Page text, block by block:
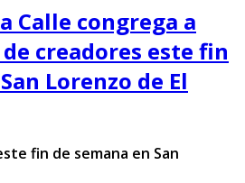
Calle congrega a
creadores este fin
Lorenzo de El
fin de semana en San